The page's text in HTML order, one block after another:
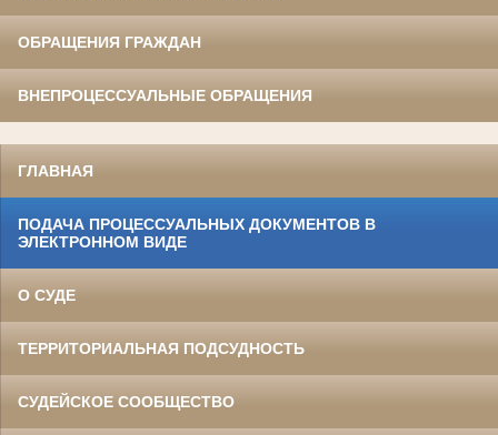
ОБРАЩЕНИЯ ГРАЖДАН
ВНЕПРОЦЕССУАЛЬНЫЕ ОБРАЩЕНИЯ
ГЛАВНАЯ
ПОДАЧА ПРОЦЕССУАЛЬНЫХ ДОКУМЕНТОВ В
ЭЛЕКТРОННОМ ВИДЕ
О СУДЕ
ТЕРРИТОРИАЛЬНАЯ ПОДСУДНОСТЬ
СУДЕЙСКОЕ СООБЩЕСТВО